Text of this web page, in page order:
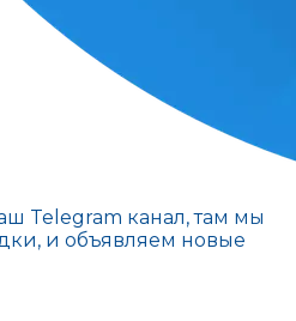
Telegram канал, там мы
и объявляем новые